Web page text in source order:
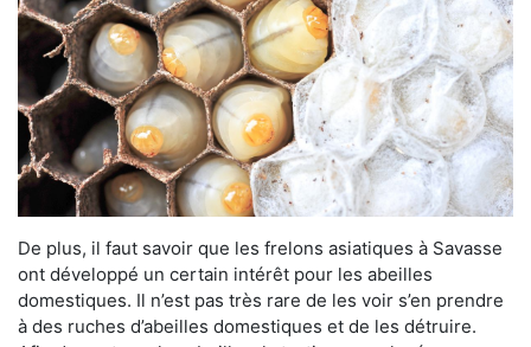
De plus, il faut savoir que les frelons asiatiques à Savasse
ont développé un certain intérêt pour les abeilles
domestiques. Il n’est pas très rare de les voir s’en prendre
à des ruches d’abeilles domestiques et de les détruire.